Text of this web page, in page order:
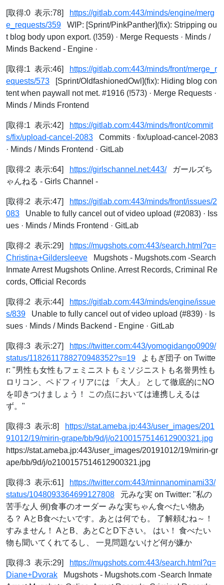
[取得:0 表示:78]
https://gitlab.com:443/minds/engine/merg
e_requests/359 WIP: [Sprint/PinkPanther](fix): Stripping ou
t blog body upon export. (!359) · Merge Requests · Minds /
Minds Backend - Engine ·
[取得:1 表示:46]
https://gitlab.com:443/minds/front/merge_r
equests/573 [Sprint/OldfashionedOwl](fix): Hiding blog con
tent when paywall not met. #1916 (!573) · Merge Requests ·
Minds / Minds Frontend
[取得:1 表示:42]
https://gitlab.com:443/minds/front/commit
s/fix/upload-cancel-2083 Commits · fix/upload-cancel-2083
· Minds / Minds Frontend · GitLab
[取得:2 表示:64] https://girlschannel.net:443/ガールズち
ゃんねる - Girls Channel -
[取得:2 表示:47]
https://gitlab.com:443/minds/front/issues/2
083 Unable to fully cancel out of video upload (#2083) · Iss
ues · Minds / Minds Frontend · GitLab
[取得:2 表示:29]
https://mugshots.com:443/search.html?q=
Christina+Gildersleeve Mugshots - Mugshots.com -Search
Inmate Arrest Mugshots Online. Arrest Records, Criminal Re
cords, Official Records
[取得:2 表示:44]
https://gitlab.com:443/minds/engine/issue
s/839 Unable to fully cancel out of video upload (#839) · Is
sues · Minds / Minds Backend - Engine · GitLab
[取得:3 表示:27]
https://twitter.com:443/yomogidango0909/
status/1182611788270948352?s=19 よもぎ団子 on Twitte
r: "男性も女性もフェミニストもミソジニストも名誉男性も
ロリコン、ペドフィリアには 「大人」 として徹底的にNO
を叩きつけましょう！ この点においては連携しえるは
ず。"
[取得:3 表示:8]
https://stat.ameba.jp:443/user_images/201
91012/19/mirin-grape/bb/9d/j/o2100157514612900321.jpg
https://stat.ameba.jp:443/user_images/20191012/19/mirin-gr
ape/bb/9d/j/o2100157514612900321.jpg
[取得:3 表示:61]
https://twitter.com:443/minnanominami33/
status/1048093364699127808 元みな実 on Twitter: "私の
苦手な人 例)食事のオーダー みな実ちゃん食べたい物あ
る？ AとB食べたいです。あとは何でも。 了解頼むね～！
すみません！ AとB、あとCとD下さい。 はい！ 食べたい
物も聞いてくれてるし、 一見問題ないけど何が嫌か
[取得:3 表示:29]
https://mugshots.com:443/search.html?q=
Diane+Dvorak Mugshots - Mugshots.com -Search Inmate